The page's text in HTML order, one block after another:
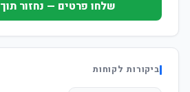
שלחו פרטים — נחזור תוך 24 שעות
ביקורות לקוחות